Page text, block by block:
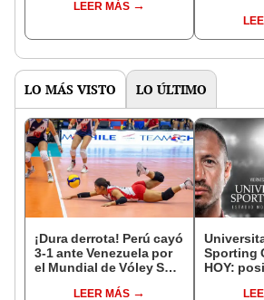
LEER MÁS
LO MÁS VISTO LO ÚLTIMO
¡Dura derrota! Perú cayó
3-1 ante Venezuela por
el Mundial de Vóley Sub
LEER MÁS
Sporting
HOY: